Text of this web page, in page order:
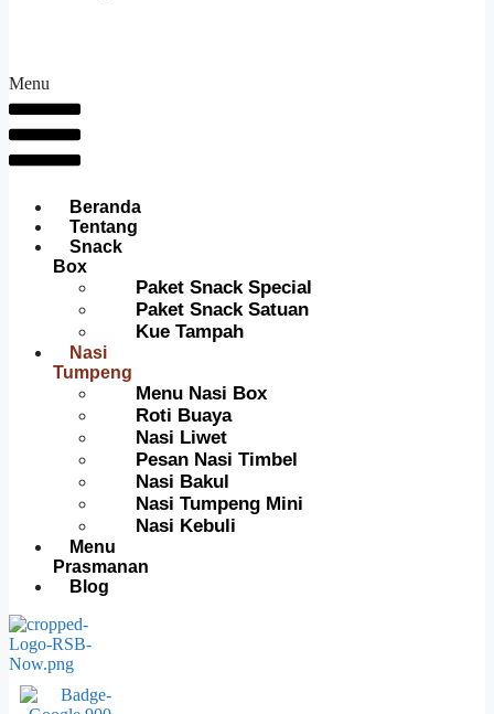
Menu
Beranda
Tentang
Snack
Box
Paket Snack Special
Paket Snack Satuan
Kue Tampah
Nasi
Tumpeng
Menu Nasi Box
Roti Buaya
Nasi Liwet
Pesan Nasi Timbel
Nasi Bakul
Nasi Tumpeng Mini
Nasi Kebuli
Menu
Prasmanan
Blog